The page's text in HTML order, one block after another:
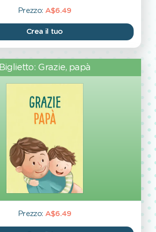
Prezzo: A$6.49
Crea il tuo
Biglietto: Grazie, papà
Prezzo: A$6.49